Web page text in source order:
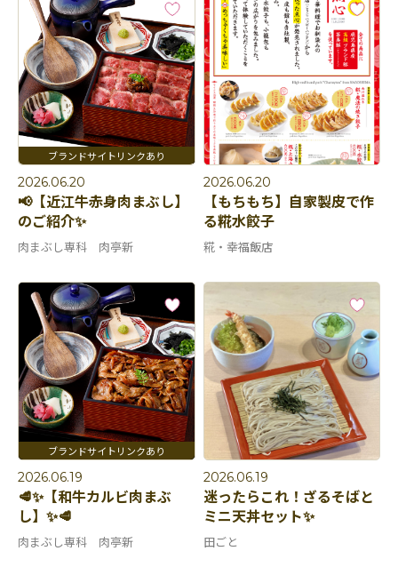
2026.06.20
📢【近江牛赤身肉まぶし】
のご紹介✨
肉まぶし専科 肉亭新
2026.06.20
【もちもち】自家製皮で作
る糀水餃子
糀・幸福飯店
2026.06.19
🥩✨【和牛カルビ肉まぶ
し】✨🥩
肉まぶし専科 肉亭新
2026.06.19
迷ったらこれ！ざるそばと
ミニ天丼セット✨
田ごと